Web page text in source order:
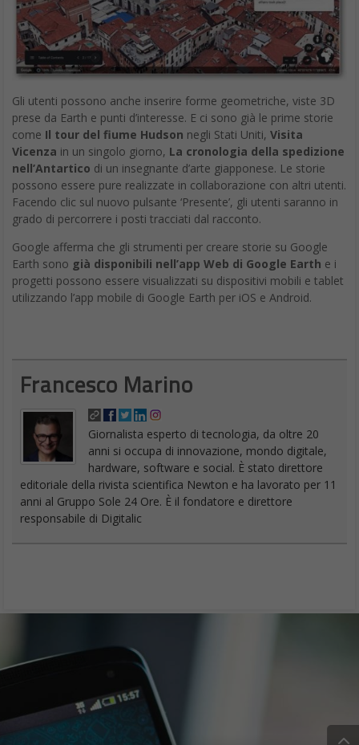
Gli utenti possono anche inserire forme geometriche, viste 3D
prese da Earth e punti d’interesse. E ci sono già le prime storie
come Il tour del fiume Hudson negli Stati Uniti, Visita
Vicenza in un singolo giorno, La cronologia della spedizione
nell’Antartico di un insegnante d’arte giapponese. Le storie
possono essere pure realizzate in collaborazione con altri utenti.
Facendo clic sul nuovo pulsante ‘Presente’, gli utenti saranno in
grado di percorrere i posti tracciati dal racconto.
Google afferma che gli strumenti per creare storie su Google
Earth sono già disponibili nell’app Web di Google Earth e i
progetti possono essere visualizzati su dispositivi mobili e tablet
utilizzando l’app mobile di Google Earth per iOS e Android.
Francesco Marino
Giornalista esperto di tecnologia, da oltre 20
anni si occupa di innovazione, mondo digitale,
hardware, software e social. È stato direttore
editoriale della rivista scientifica Newton e ha lavorato per 11
anni al Gruppo Sole 24 Ore. È il fondatore e direttore
responsabile di Digitalic